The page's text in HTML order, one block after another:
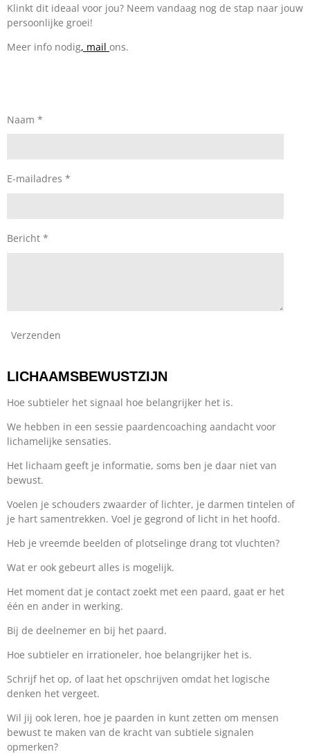
Klinkt dit ideaal voor jou? Neem vandaag nog de stap naar jouw
persoonlijke groei!
Meer info nodig, mail ons.
Naam *
E-mailadres *
Bericht *
Verzenden
LICHAAMSBEWUSTZIJN
Hoe subtieler het signaal hoe belangrijker het is.
We hebben in een sessie paardencoaching aandacht voor
lichamelijke sensaties.
Het lichaam geeft je informatie, soms ben je daar niet van
bewust.
Voelen je schouders zwaarder of lichter, je darmen tintelen of
je hart samentrekken. Voel je gegrond of licht in het hoofd.
Heb je vreemde beelden of plotselinge drang tot vluchten?
Wat er ook gebeurt alles is mogelijk.
Het moment dat je contact zoekt met een paard, gaat er het
één en ander in werking.
Bij de deelnemer en bij het paard.
Hoe subtieler en irrationeler, hoe belangrijker het is.
Schrijf het op, of laat het opschrijven omdat het logische
denken het vergeet.
Wil jij ook leren, hoe je paarden in kunt zetten om mensen
bewust te maken van de kracht van subtiele signalen
opmerken?